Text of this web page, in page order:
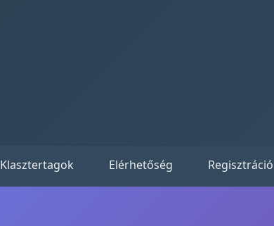
Klasztertagok Elérhetőség Regisztráció